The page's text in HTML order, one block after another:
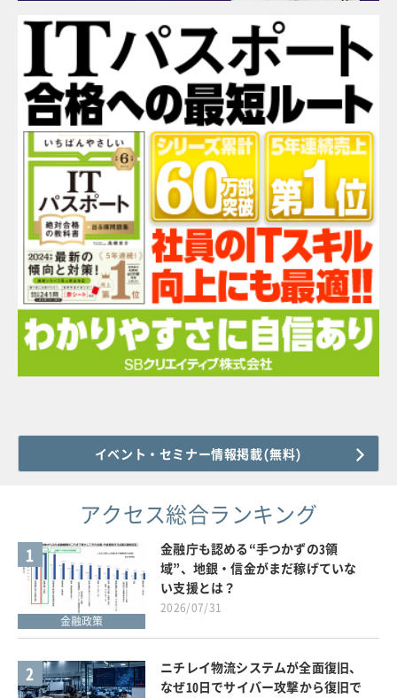
イベント・セミナー情報掲載(無料)
アクセス総合ランキング
1
金融政策
金融庁も認める“手つかずの3領
域”、地銀・信金がまだ稼げていな
い支援とは？
2026/07/31
2
ニチレイ物流システムが全面復旧、
なぜ10日でサイバー攻撃から復旧で